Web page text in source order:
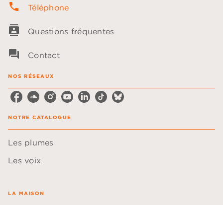
phone Téléphone
contacts Questions fréquentes
question_answer Contact
NOS RÉSEAUX
NOTRE CATALOGUE
Les plumes
Les voix
LA MAISON